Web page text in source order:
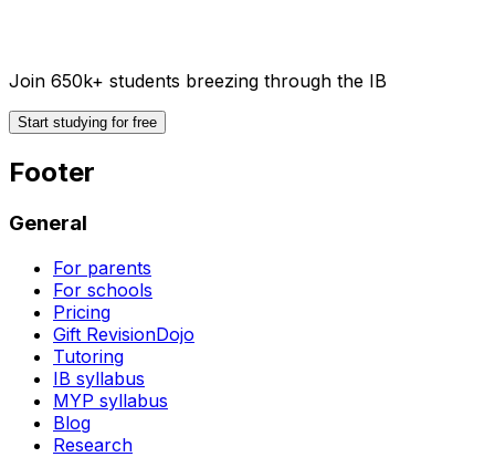
Join 650k+ students breezing through the IB
Start studying for free
Footer
General
For parents
For schools
Pricing
Gift RevisionDojo
Tutoring
IB syllabus
MYP syllabus
Blog
Research